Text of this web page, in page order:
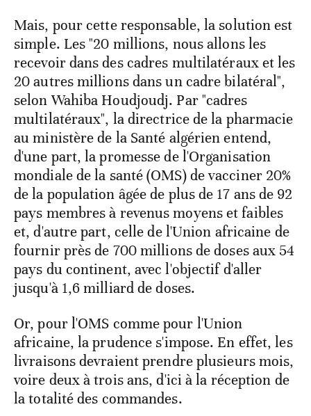
Mais, pour cette responsable, la solution est
simple. Les "20 millions, nous allons les
recevoir dans des cadres multilatéraux et les
20 autres millions dans un cadre bilatéral",
selon Wahiba Houdjoudj. Par "cadres
multilatéraux", la directrice de la pharmacie
au ministère de la Santé algérien entend,
d'une part, la promesse de l'Organisation
mondiale de la santé (OMS) de vacciner 20%
de la population âgée de plus de 17 ans de 92
pays membres à revenus moyens et faibles
et, d'autre part, celle de l'Union africaine de
fournir près de 700 millions de doses aux 54
pays du continent, avec l'objectif d'aller
jusqu'à 1,6 milliard de doses.
Or, pour l'OMS comme pour l'Union
africaine, la prudence s'impose. En effet, les
livraisons devraient prendre plusieurs mois,
voire deux à trois ans, d'ici à la réception de
la totalité des commandes.